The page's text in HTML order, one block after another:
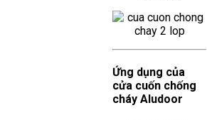
Ứng dụng của
cửa cuốn chống
cháy Aludoor